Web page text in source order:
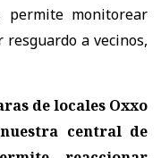
permite monitorear
a vecinos,
de locales Oxxo
central de